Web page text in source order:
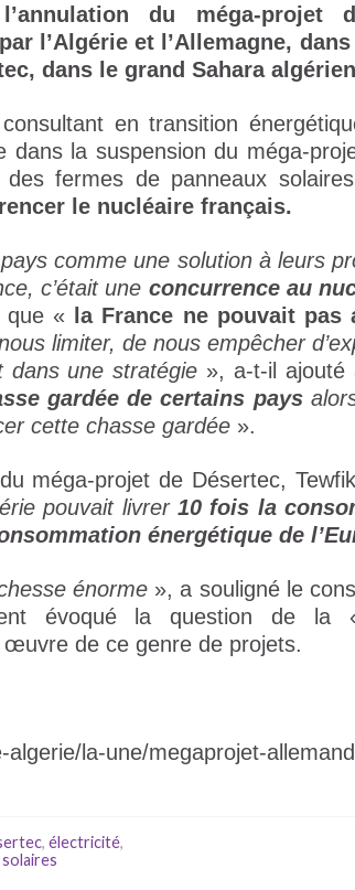
du méga-projet
l’Algérie et l’Allemagne,
dans le grand Sahara
en transition
la suspension du méga-
fermes de panneaux
le nucléaire français.
comme une solution à leurs
c’était une concurrence au
que «
la France ne pouvait pas
limiter, de nous empêcher
dans une stratégie », a-t-il ajouté
gardée de certains pays
cette chasse gardée ».
méga-projet de Désertec,
pouvait livrer 10 fois la
énergétique de
énorme », a souligné le
évoqué la question de la
de ce genre de projets.
la-une/megaprojet-
, électricité,
solaires